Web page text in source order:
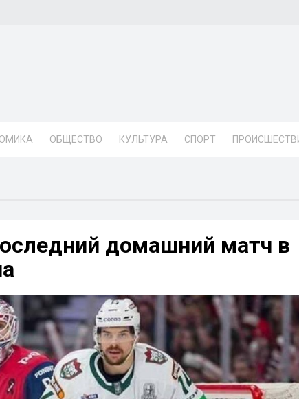
ОБЩЕСТВО КУЛЬТУРА СПОРТ
домашний матч в